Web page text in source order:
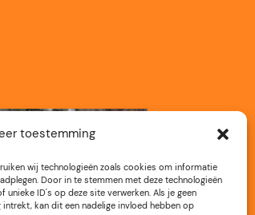
toestemming
wij technologieën zoals cookies om informatie
Door in te stemmen met deze technologieën
unieke ID's op deze site verwerken. Als je geen
kan dit een nadelige invloed hebben op